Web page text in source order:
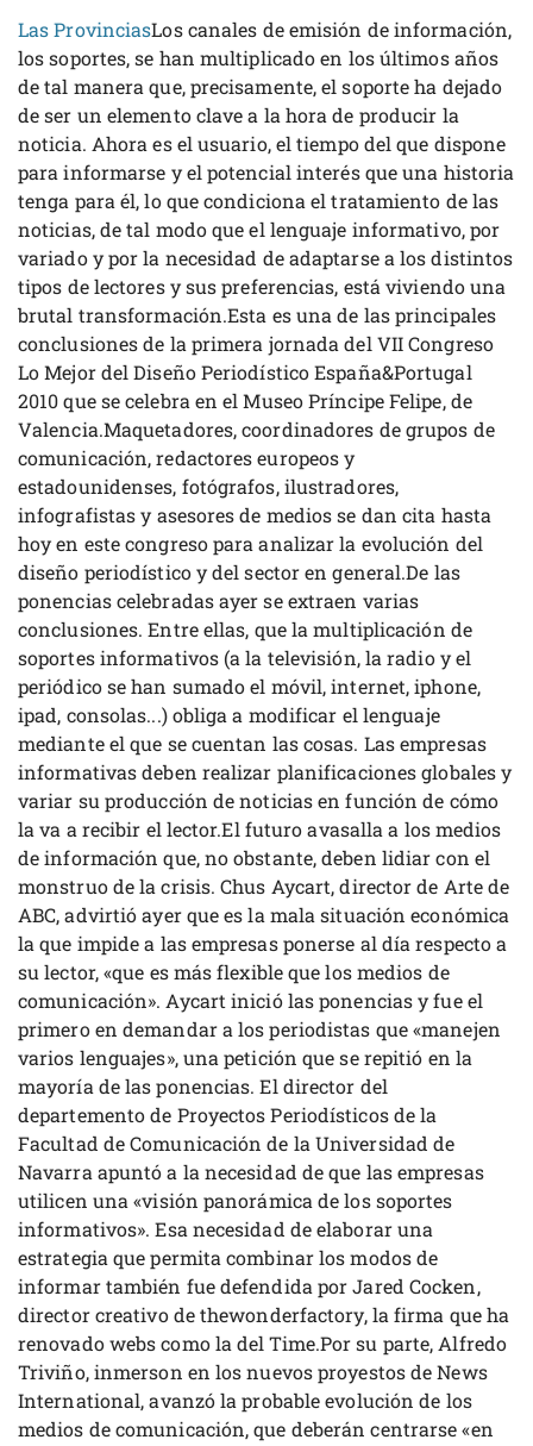
Las ProvinciasLos canales de emisión de información,
los soportes, se han multiplicado en los últimos años
de tal manera que, precisamente, el soporte ha dejado
de ser un elemento clave a la hora de producir la
noticia. Ahora es el usuario, el tiempo del que dispone
para informarse y el potencial interés que una historia
tenga para él, lo que condiciona el tratamiento de las
noticias, de tal modo que el lenguaje informativo, por
variado y por la necesidad de adaptarse a los distintos
tipos de lectores y sus preferencias, está viviendo una
brutal transformación.Esta es una de las principales
conclusiones de la primera jornada del VII Congreso
Lo Mejor del Diseño Periodístico España&Portugal
2010 que se celebra en el Museo Príncipe Felipe, de
Valencia.Maquetadores, coordinadores de grupos de
comunicación, redactores europeos y
estadounidenses, fotógrafos, ilustradores,
infografistas y asesores de medios se dan cita hasta
hoy en este congreso para analizar la evolución del
diseño periodístico y del sector en general.De las
ponencias celebradas ayer se extraen varias
conclusiones. Entre ellas, que la multiplicación de
soportes informativos (a la televisión, la radio y el
periódico se han sumado el móvil, internet, iphone,
ipad, consolas...) obliga a modificar el lenguaje
mediante el que se cuentan las cosas. Las empresas
informativas deben realizar planificaciones globales y
variar su producción de noticias en función de cómo
la va a recibir el lector.El futuro avasalla a los medios
de información que, no obstante, deben lidiar con el
monstruo de la crisis. Chus Aycart, director de Arte de
ABC, advirtió ayer que es la mala situación económica
la que impide a las empresas ponerse al día respecto a
su lector, «que es más flexible que los medios de
comunicación». Aycart inició las ponencias y fue el
primero en demandar a los periodistas que «manejen
varios lenguajes», una petición que se repitió en la
mayoría de las ponencias. El director del
departemento de Proyectos Periodísticos de la
Facultad de Comunicación de la Universidad de
Navarra apuntó a la necesidad de que las empresas
utilicen una «visión panorámica de los soportes
informativos». Esa necesidad de elaborar una
estrategia que permita combinar los modos de
informar también fue defendida por Jared Cocken,
director creativo de thewonderfactory, la firma que ha
renovado webs como la del Time.Por su parte, Alfredo
Triviño, inmerson en los nuevos proyestos de News
International, avanzó la probable evolución de los
medios de comunicación, que deberán centrarse «en